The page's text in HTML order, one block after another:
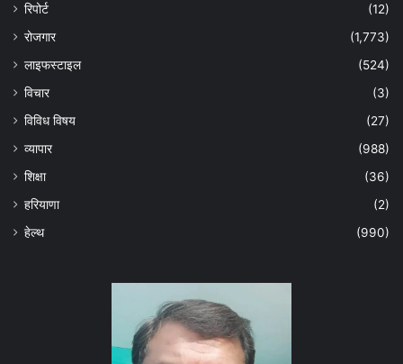
रिपोर्ट
(12)
रोजगार
(1,773)
लाइफस्टाइल
(524)
विचार
(3)
विविध विषय
(27)
व्यापार
(988)
शिक्षा
(36)
हरियाणा
(2)
हेल्‍थ
(990)